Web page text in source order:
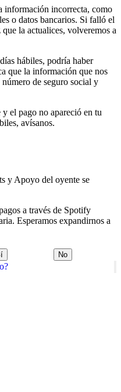
información incorrecta, como
o datos bancarios. Si falló el
la actualices, volveremos a
hábiles, podría haber
que la información que nos
de seguro social y
el pago no apareció en tu
avísanos.
y Apoyo del oyente se
a través de Spotify
Esperamos expandirnos a
No